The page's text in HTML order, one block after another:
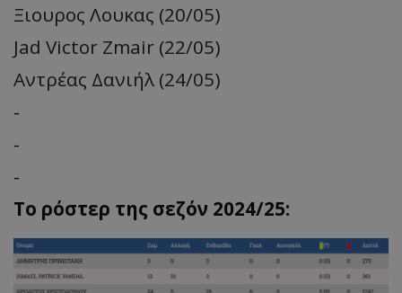
Ξιουρος Λουκας (20/05)
Jad Victor Zmair (22/05)
Αντρέας Δανιήλ (24/05)
-
-
-
Το ρόστερ της σεζόν 2024/25: